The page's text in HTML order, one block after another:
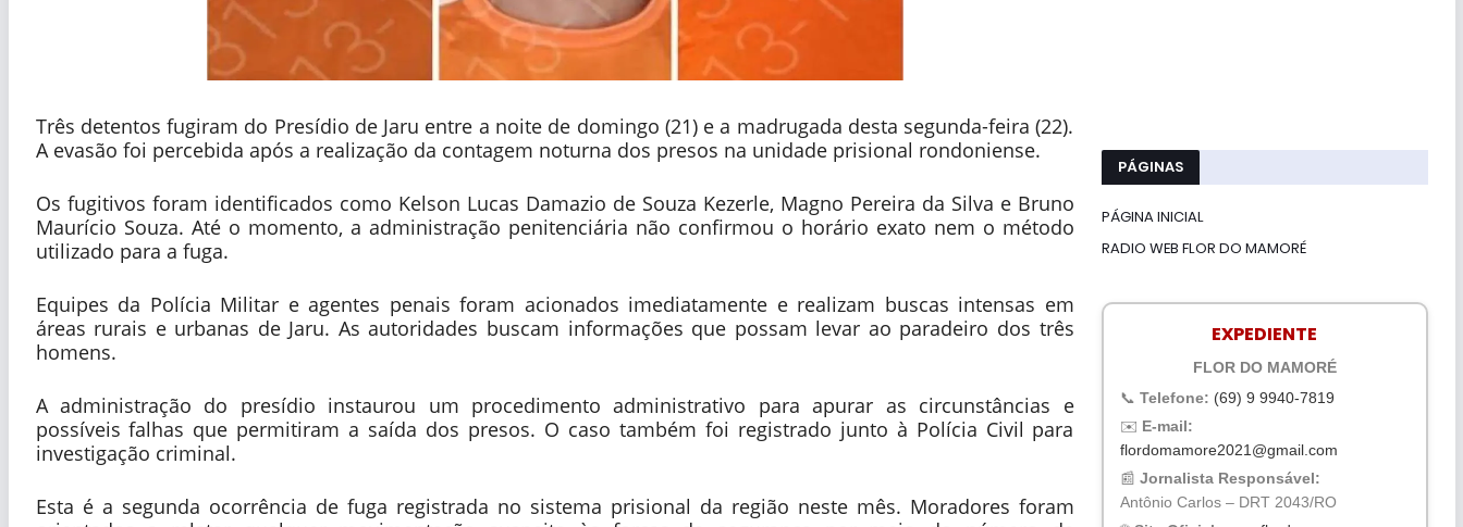
Três detentos fugiram do Presídio de Jaru entre a noite de domingo (21) e a madrugada desta segunda-feira (22).
A evasão foi percebida após a realização da contagem noturna dos presos na unidade prisional rondoniense.
Os fugitivos foram identificados como Kelson Lucas Damazio de Souza Kezerle, Magno Pereira da Silva e Bruno
Maurício Souza. Até o momento, a administração penitenciária não confirmou o horário exato nem o método
utilizado para a fuga.
Equipes da Polícia Militar e agentes penais foram acionados imediatamente e realizam buscas intensas em
áreas rurais e urbanas de Jaru. As autoridades buscam informações que possam levar ao paradeiro dos três
homens.
A administração do presídio instaurou um procedimento administrativo para apurar as circunstâncias e
possíveis falhas que permitiram a saída dos presos. O caso também foi registrado junto à Polícia Civil para
investigação criminal.
Esta é a segunda ocorrência de fuga registrada no sistema prisional da região neste mês. Moradores foram
PÁGINAS
PÁGINA INICIAL
RADIO WEB FLOR DO MAMORÉ
EXPEDIENTE
FLOR DO MAMORÉ
📞 Telefone: (69) 9 9940-7819
✉️ E-mail:
flordomamore2021@gmail.com
📰 Jornalista Responsável:
Antônio Carlos – DRT 2043/RO